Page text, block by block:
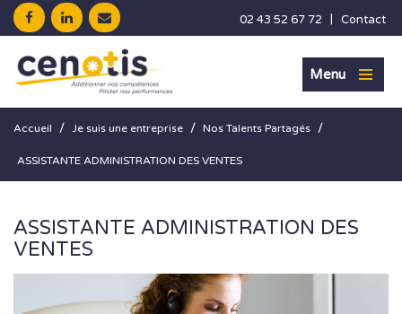
02 43 52 67 72 | Contact
Menu
Accueil / Je suis une entreprise / Nos Talents Partagés /
ASSISTANTE ADMINISTRATION DES VENTES
ASSISTANTE ADMINISTRATION DES
VENTES